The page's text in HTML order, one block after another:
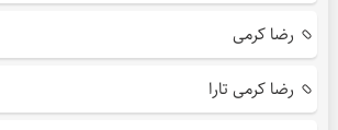
رضا کرمی
رضا کرمی تارا